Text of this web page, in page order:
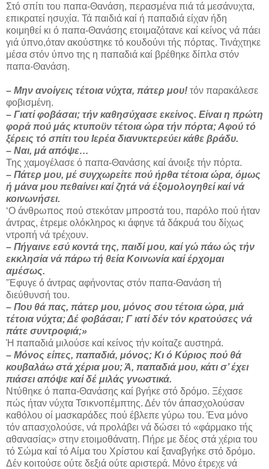
Στό σπίτι του παπα-Θανάση, περασμένα πιά τά μεσάνυχτα,
επικρατεί ησυχία. Τά παιδιά καί ή παπαδιά είχαν ήδη
κοιμηθεί κι ό παπα-Θανάσης ετοιμαζότανε καί κείνος νά πάει
γιά ύπνο,όταν ακούστηκε τό κουδούνι τής πόρτας. Τινάχτηκε
μέσα στόν ύπνο της η παπαδιά καί βρέθηκε δίπλα στόν
παπα-Θανάση.
– Μην ανοίγεις τέτοια νύχτα, πάτερ μου! τόν παρακάλεσε
φοβισμένη.
– Γιατί φοβάσαι; τήν καθησύχασε εκείνος. Είναι η πρώτη
φορά πού μάς κτυποϋν τέτοια ώρα τήν πόρτα; Αφού τό
ξέρεις τό σπίτι του Ιερέα διανυκτερεύει κάθε βράδυ.
– Ναι, μά απόψε…
Της χαμογέλασε ό παπα-Θανάσης καί άνοιξε τήν πόρτα.
– Πάτερ μου, μέ συγχωρείτε πού ήρθα τέ­τοια ώρα, όμως
ή μάνα μου πεθαίνει καί ζητά νά έξομολογηθεί καί νά
κοινωνήσει.
‘Ο άνθρωπος πού στεκόταν μπροστά του, παρό­λο πού ήταν
άντρας, έτρεμε ολόκληρος κι άφηνε τά δάκρυά του δίχως
ντροπή νά τρέχουν.
– Πήγαινε εσύ κοντά της, παιδί μου, καί γώ πάω ώς τήν
εκκλησία νά πάρω τή θεία Κοινωνία καί έρχομαι
αμέσως.
’Έφυγε ό άντρας αφήνοντας στόν παπα-Θανάση τή
διεύθυνσή του.
– Που θά πας, πάτερ μου, μόνος σου τέτοια ώρα, μιά
τέτοια νύχτα; Δέ φοβάσαι; Γ ιατί δέν τόν κρατούσες νά
πάτε συντροφιά;»
Ή παπαδιά μιλούσε καί κείνος τήν κοίταζε αυστηρά.
– Μόνος είπες, παπαδιά, μόνος; Κι ό Κύριος πού θά
κουβαλάω στά χέρια μου; Ά, παπαδιά μου, κάτι σ’ έχει
πιάσει απόψε καί δέ μιλάς γνωστικά.
Ντύθηκε ό παπα-Θανάσης καί βγήκε στό δρό­μο. Ξέχασε
πώς ήταν νύχτα Τσικνοπέμπτης. Δέν τόν άπασχολούσαν
καθόλου οί μασκαράδες πού έβλεπε γύρω του. Ένα μόνο
τόν απασχολούσε, νά προλάβει νά δώσει τό «φάρμακο τής
αθανασίας» στην ετοιμοθάνατη. Πήρε με δέος στά χέρια του
τό Σώμα καί τό Αίμα του Χρίστου καί ξαναβγήκε στό δρόμο.
Δέν κοιτούσε ούτε δεξιά ούτε αριστερά. Μόνο έτρεχε νά